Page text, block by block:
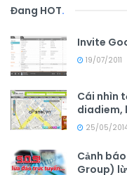
Đang HOT.
Invite
19/07/2011
Cái nhìn
diadiem,
25/05/
Cảnh
Group)